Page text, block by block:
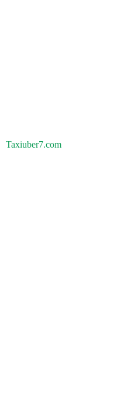
Taxiuber7.com